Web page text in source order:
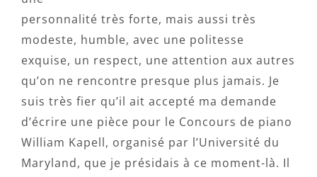
personnalité très forte, mais aussi très
modeste, humble, avec une politesse
exquise, un respect, une attention aux autres
qu’on ne rencontre presque plus jamais. Je
suis très fier qu’il ait accepté ma demande
d’écrire une pièce pour le Concours de piano
William Kapell, organisé par l’Université du
Maryland, que je présidais à ce moment-là. Il